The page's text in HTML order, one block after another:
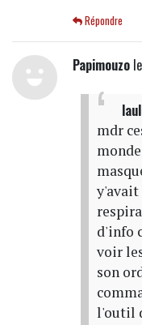
Répondre
Papimouzo
mdr
y'avait
d'info
voir
son
l'outil